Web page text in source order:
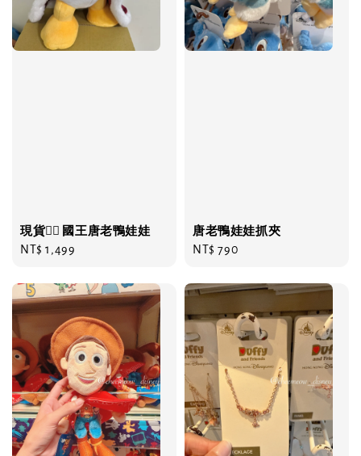
現貨❤️‍🔥 國王唐老鴨娃娃
Regular
NT$ 1,499
唐老鴨娃娃抓夾
Regular
NT$ 790